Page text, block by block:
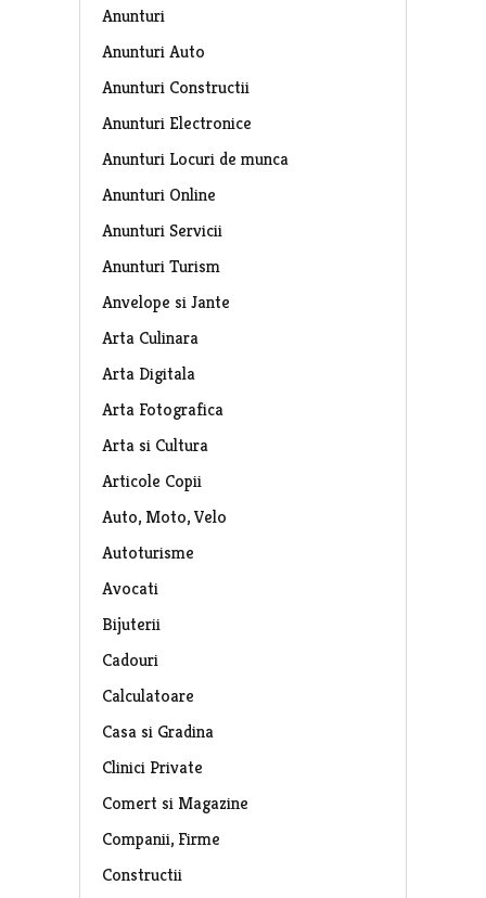
Anunturi
Anunturi Auto
Anunturi Constructii
Anunturi Electronice
Anunturi Locuri de munca
Anunturi Online
Anunturi Servicii
Anunturi Turism
Anvelope si Jante
Arta Culinara
Arta Digitala
Arta Fotografica
Arta si Cultura
Articole Copii
Auto, Moto, Velo
Autoturisme
Avocati
Bijuterii
Cadouri
Calculatoare
Casa si Gradina
Clinici Private
Comert si Magazine
Companii, Firme
Constructii